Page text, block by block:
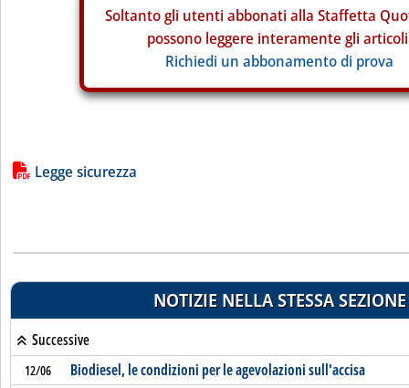
Soltanto gli utenti abbonati alla Staffetta
possono leggere interamente gli
Richiedi un abbonamento di prova
Lista allegati PDF alla notizia
Legge sicurezza
NOTIZIE NELLA STESSA SEZIONE
Successive
12/06 Biodiesel, le condizioni per le agevolazioni sull'accisa